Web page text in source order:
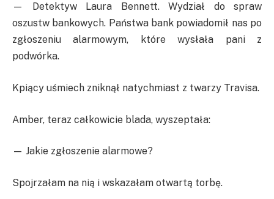
— Detektyw Laura Bennett. Wydział do spraw
oszustw bankowych. Państwa bank powiadomił nas po
zgłoszeniu alarmowym, które wysłała pani z
podwórka.
Kpiący uśmiech zniknął natychmiast z twarzy Travisa.
Amber, teraz całkowicie blada, wyszeptała:
— Jakie zgłoszenie alarmowe?
Spojrzałam na nią i wskazałam otwartą torbę.